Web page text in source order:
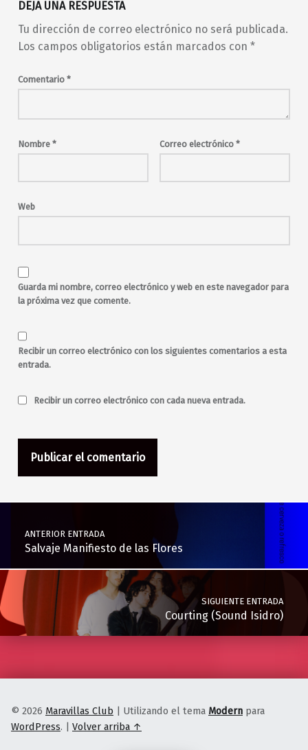
FROM
DEJA UNA RESPUESTA
Tu dirección de correo electrónico no será publicada.
Los campos obligatorios están marcados con *
Comentario *
Nombre * Correo electrónico *
Web
Guarda mi nombre, correo electrónico y web en este navegador para
la próxima vez que comente.
Recibir un correo electrónico con los siguientes comentarios a esta
entrada.
Recibir un correo electrónico con cada nueva entrada.
Navegación de entradas
ANTERIOR ENTRADA
Salvaje Manifiesto de las Flores
SIGUIENTE ENTRADA
Courting (Sound Isidro)
© 2026 Maravillas Club Utilizando el tema Modern para
WordPress. Volver arriba ↑